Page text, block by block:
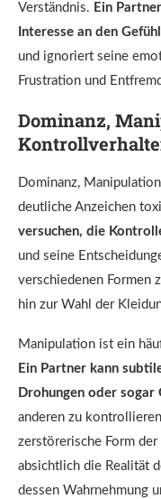
Verständnis. Ein
Interesse an den
und ignoriert seine
Frustration und
Dominanz,
Dominanz,
deutliche Anzeichen
versuchen, die
und seine
verschiedenen Formen
hin zur Wahl der
Manipulation ist ein
Ein Partner kann
Drohungen oder
anderen zu
zerstörerische Form
absichtlich die Realität
dessen Wahrnehmung